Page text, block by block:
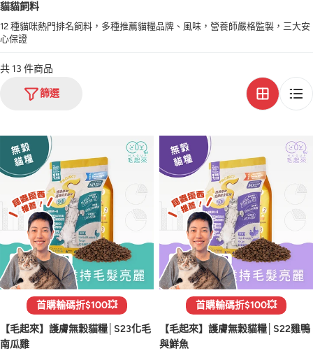
貓貓飼料
12 種貓咪熱門排名飼料，多種推薦貓糧品牌、風味，營養師嚴格監製，三大安
心保證
共 13 件商品
篩選
首購輸碼折$100💥
【毛起來】護膚無穀貓糧│S23化毛
南瓜雞
首購輸碼折$100💥
【毛起來】護膚無穀貓糧│S22雞鴨
與鮮魚